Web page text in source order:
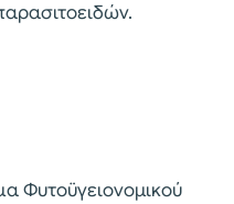
Φυτοϋγειονομικού